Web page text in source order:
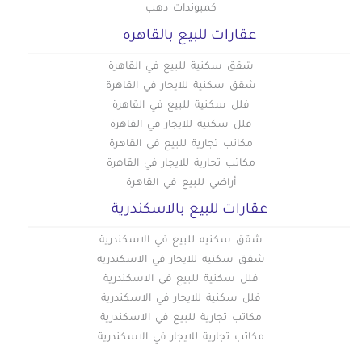
كمبوندات دهب
عقارات للبيع بالقاهره
شقق سكنية للبيع في القاهرة
شقق سكنية للايجار في القاهرة
فلل سكنية للبيع في القاهرة
فلل سكنية للايجار في القاهرة
مكاتب تجارية للبيع في القاهرة
مكاتب تجارية للايجار في القاهرة
أراضي للبيع في القاهرة
عقارات للبيع بالاسكندرية
شقق سكنيه للبيع في الاسكندرية
شقق سكنية للايجار في الاسكندرية
فلل سكنية للبيع في الاسكندرية
فلل سكنية للايجار في الاسكندرية
مكاتب تجارية للبيع في الاسكندرية
مكاتب تجارية للايجار في الاسكندرية